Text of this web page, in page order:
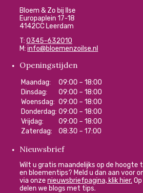
Bloem & Zo bij Ilse
Europaplein 17-18
4142CC Leerdam
T: 0345-632010
M: info@bloemenzoilse.nl
Openingstijden
Maandag:
09:00 – 18:00
Dinsdag:
09:00 – 18:00
Woensdag: 09:00 – 18:00
Donderdag: 09:00 – 18:00
Vrijdag:
09:00 – 18:00
Zaterdag:
08:30 – 17:00
Nieuwsbrief
Wilt u gratis maandelijks op de hoogte
en bloementips? Meld u dan aan voor
via onze nieuwsbriefpagina, klik hier.
delen we blogs met tips.